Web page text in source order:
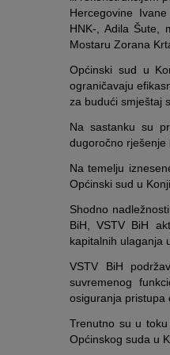
Hercegovine
HNK-, Adila Šute,
Mostaru Zorana
Općinski sud u
ograničavaju
za budući smještaj
Na sastanku su
dugoročno rješenje
Na temelju
Općinski sud u
Shodno
BiH, VSTV BiH
kapitalnih ulaganja
VSTV BiH
suvremenog
osiguranja pristupa
Trenutno su u
Općinskog suda u